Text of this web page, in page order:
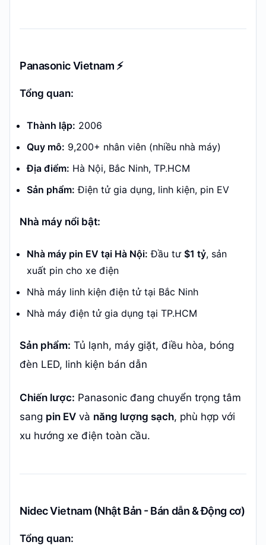
Panasonic Vietnam ⚡
Tổng quan:
Thành lập: 2006
Quy mô: 9,200+ nhân viên (nhiều nhà máy)
Địa điểm: Hà Nội, Bắc Ninh, TP.HCM
Sản phẩm: Điện tử gia dụng, linh kiện, pin EV
Nhà máy nổi bật:
Nhà máy pin EV tại Hà Nội: Đầu tư $1 tỷ, sản
xuất pin cho xe điện
Nhà máy linh kiện điện tử tại Bắc Ninh
Nhà máy điện tử gia dụng tại TP.HCM
Sản phẩm: Tủ lạnh, máy giặt, điều hòa, bóng
đèn LED, linh kiện bán dẫn
Chiến lược: Panasonic đang chuyển trọng tâm
sang pin EV và năng lượng sạch, phù hợp với
xu hướng xe điện toàn cầu.
Nidec Vietnam (Nhật Bản - Bán dẫn & Động cơ)
Tổng quan: